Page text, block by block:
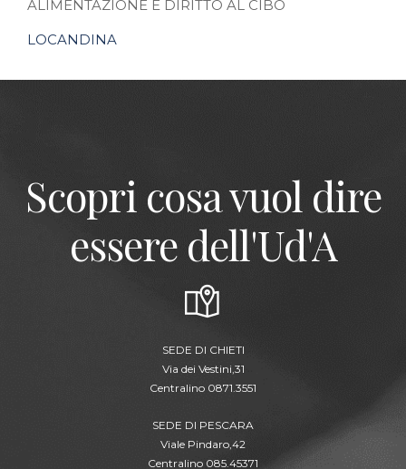
ALIMENTAZIONE E DIRITTO AL CIBO
LOCANDINA
Scopri cosa vuol dire
essere dell'Ud'A
SEDE DI CHIETI
Via dei Vestini,31
Centralino 0871.3551
SEDE DI PESCARA
Viale Pindaro,42
Centralino 085.45371